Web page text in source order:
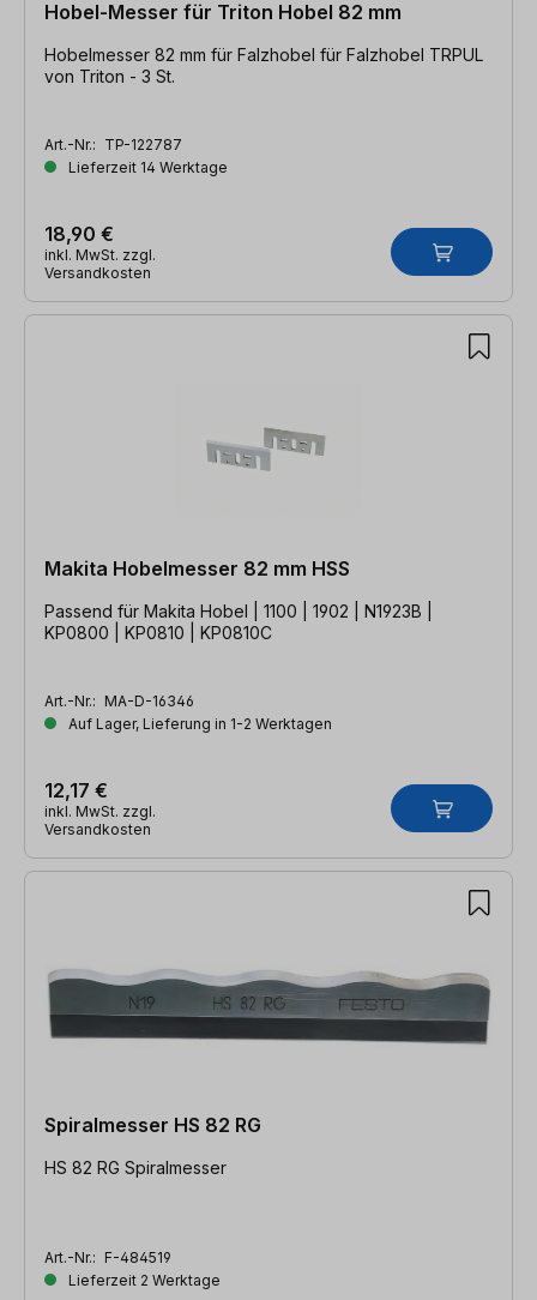
Hobel-Messer für Triton Hobel 82 mm
Hobelmesser 82 mm für Falzhobel für Falzhobel TRPUL
von Triton - 3 St.
Art.-Nr.: TP-122787
Lieferzeit 14 Werktage
18,90 €
inkl. MwSt. zzgl.
Versandkosten
Makita Hobelmesser 82 mm HSS
Passend für Makita Hobel | 1100 | 1902 | N1923B |
KP0800 | KP0810 | KP0810C
Art.-Nr.: MA-D-16346
Auf Lager, Lieferung in 1-2 Werktagen
12,17 €
inkl. MwSt. zzgl.
Versandkosten
Spiralmesser HS 82 RG
HS 82 RG Spiralmesser
Art.-Nr.: F-484519
Lieferzeit 2 Werktage